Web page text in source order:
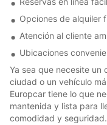
Opciones de alquiler
Atención al cliente
Ubicaciones
Ya sea que necesite un
ciudad o un vehículo
Europcar tiene lo que
mantenida y lista para
comodidad y seguridad.